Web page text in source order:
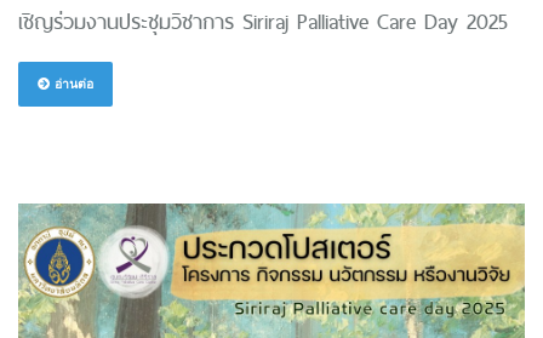
เชิญร่วมงานประชุมวิชาการ Siriraj Palliative Care Day 2025
อ่านต่อ